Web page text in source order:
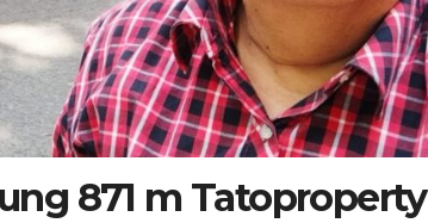
871 m Tatoproperty